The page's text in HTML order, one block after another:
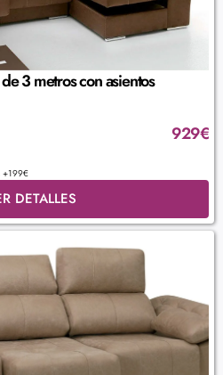
3 metros con asientos
929€
+199€
DETALLES